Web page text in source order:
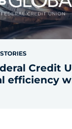
Credit
efficiency